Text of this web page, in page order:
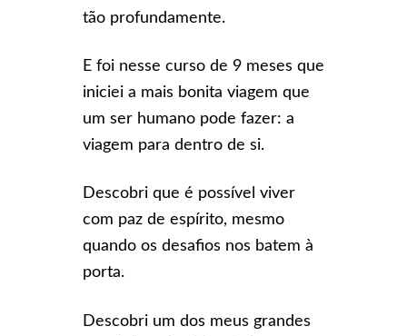
tão profundamente.
E foi nesse curso de 9 meses que
iniciei a mais bonita viagem que
um ser humano pode fazer: a
viagem para dentro de si.
Descobri que é possível viver
com paz de espírito, mesmo
quando os desafios nos batem à
porta.
Descobri um dos meus grandes